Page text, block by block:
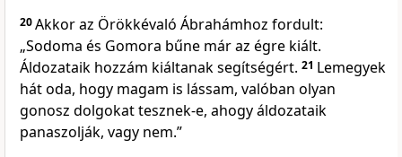
20Akkor az Örökkévaló Ábrahámhoz fordult:
„Sodoma és Gomora bűne már az égre kiált.
Áldozataik hozzám kiáltanak segítségért. 21 Lemegyek
hát oda, hogy magam is lássam, valóban olyan
gonosz dolgokat tesznek-e, ahogy áldozataik
panaszolják, vagy nem.”